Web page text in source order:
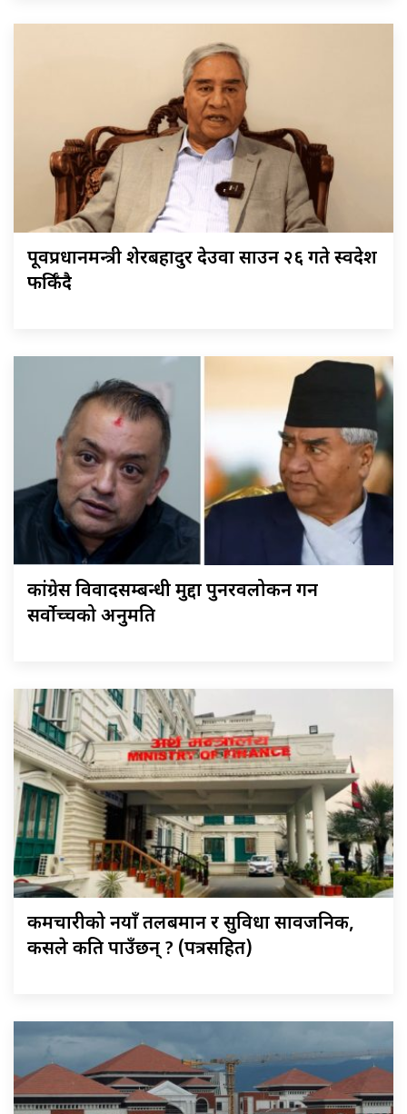
पूर्वप्रधानमन्त्री शेरबहादुर देउवा साउन २६ गते स्वदेश
फर्किँदै
कांग्रेस विवादसम्बन्धी मुद्दा पुनरवलोकन गर्न
सर्वोच्चको अनुमति
कर्मचारीको नयाँ तलबमान र सुविधा सार्वजनिक,
कसले कति पाउँछन् ? (पत्रसहित)